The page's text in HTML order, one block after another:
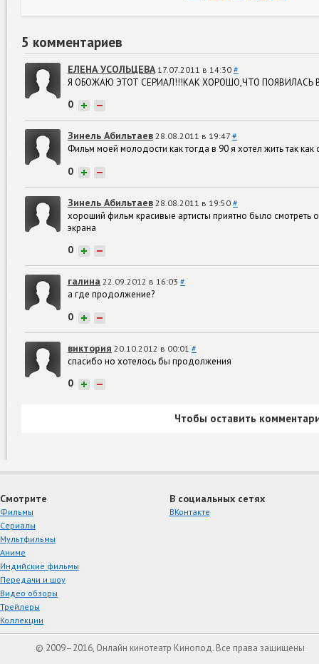
5 комментариев
ЕЛЕНА УСОЛЬЦЕВА 17.07.2011 в 14:30 #
Я ОБОЖАЮ ЭТОТ СЕРИАЛ!!!КАК ХОРОШО,ЧТО ПОЯВИЛАСЬ
0 + −
Зинель Абильтаев 28.08.2011 в 19:47 #
Фильм моей молодости как тогда в 90 я хотел жить так как
0 + −
Зинель Абильтаев 28.08.2011 в 19:50 #
хороший фильм красивые артисты приятно было
экрана
0 + −
галина 22.09.2012 в 16:03 #
а где продолжение?
0 + −
виктория 20.10.2012 в 00:01 #
спасибо но хотелось бы продолжения
0 + −
Чтобы оставить
Смотрите
Фильмы
Сериалы
Мультфильмы
Аниме
Индийские фильмы
Передачи и шоу
Видео обзоры
Трейлеры
Коллекции
В социальных сетях
ВКонтакте
© 2009–2016, Онлайн кинотеатр Кинопод. Все права защищены